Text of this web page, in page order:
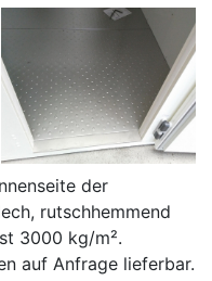
der
rutschhemmend
3000 kg/m².
auf Anfrage lieferbar.